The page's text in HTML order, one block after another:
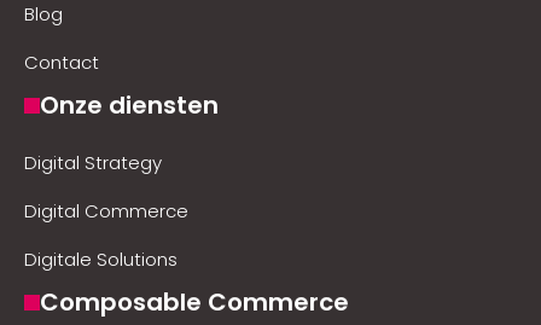
Blog
Contact
Onze diensten
Digital Strategy
Digital Commerce
Digitale Solutions
Composable Commerce